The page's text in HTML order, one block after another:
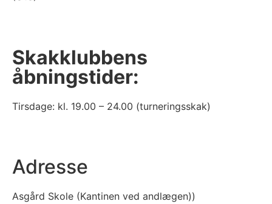
Skakklubbens
åbningstider:
Tirsdage: kl. 19.00 – 24.00 (turneringsskak)
Adresse
Asgård Skole (Kantinen ved andlægen))